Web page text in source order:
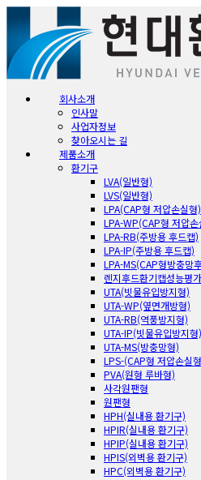
회사소개
인사말
사업자정보
찾아오시는 길
제품소개
환기구
LVA(일반형)
LVS(일반형)
LPA(CAP형 저압손실형)
LPA-WP(CAP형 저압손
LPA-RB(주방용 후드캡)
LPA-IP(주방용 후드캡)
LPA-MS(CAP형방충망
렌지후드환기캡성능평
UTA(빗물유입방지형)
UTA-WP(옆면개방형)
UTA-RB(역풍방지형)
UTA-IP(빗물유입방지형)
UTA-MS(방충망형)
LPS-(CAP형 저압손실
PVA(원형 루바형)
사각원팬형
원팬형
HPH(실내용 환기구)
HPIR(실내용 환기구)
HPIP(실내용 환기구)
HPIS(외벽용 환기구)
HPC(외벽용 환기구)